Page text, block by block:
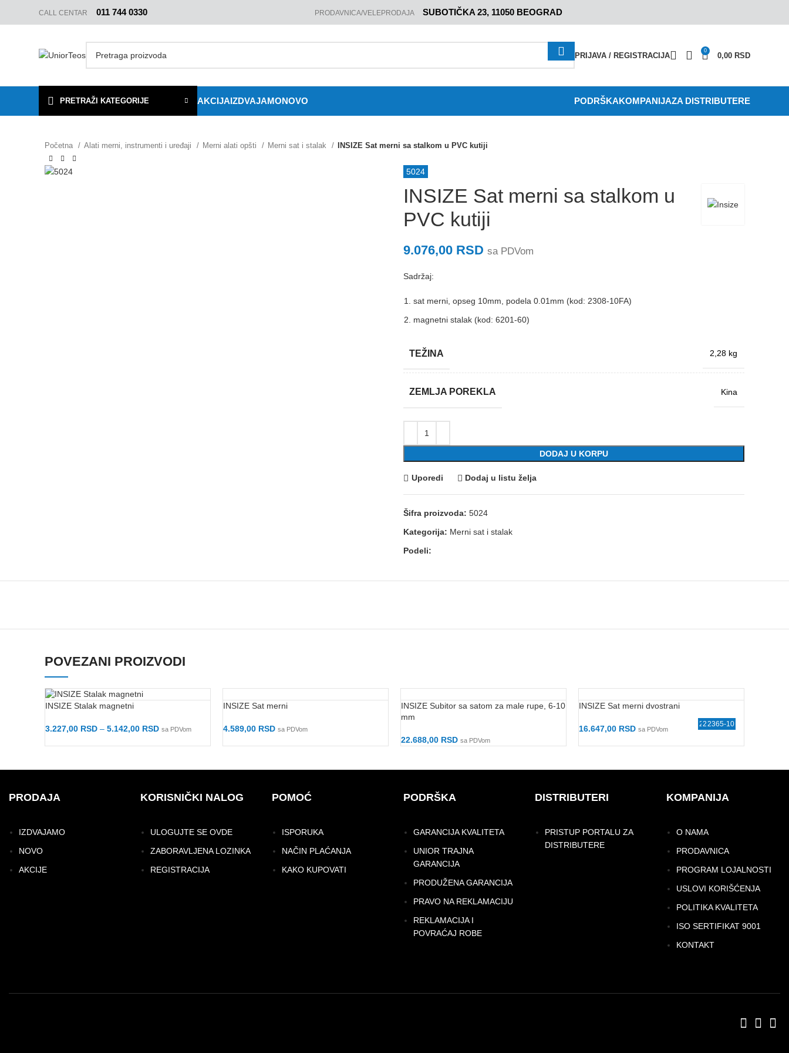
CALL CENTAR 011 744 0330 PRODAVNICA/VELEPRODAJA SUBOTIČKA 23, 11050 BEOGRAD
PRIJAVA / REGISTRACIJA
0
0,00 RSD
PRETRAŽI KATEGORIJE AKCIJAIZDVAJAMONOVO PODRŠKAKOMPANIJAZA DISTRIBUTERE
Početna Alati merni, instrumenti i uređaji Merni alati opšti Merni sat i stalak INSIZE Sat merni sa stalkom u PVC kutiji
5024
INSIZE Sat merni sa stalkom u
PVC kutiji
9.076,00 RSD sa PDVom
Sadržaj:
sat merni, opseg 10mm, podela 0.01mm (kod: 2308-10FA)
magnetni stalak (kod: 6201-60)
TEŽINA 2,28 kg
ZEMLJA POREKLA Kina
DODAJ U KORPU
Uporedi Dodaj u listu želja
Šifra proizvoda: 5024
Kategorija: Merni sat i stalak
Podeli:
POVEZANI PROIZVODI
INSIZE Stalak magnetni
3.227,00 RSD – 5.142,00 RSD sa PDVom
620
INSIZE Sat merni
4.589,00 RSD sa PDVom
2314-10FA
INSIZE Subitor sa satom za male rupe, 6-10
mm
22.688,00 RSD sa PDVom
2852-10
INSIZE Sat merni dvostrani
16.647,00 RSD sa PDVom
2328-10
6208-80A
2366-30B
2308
2365-10
PRODAJA
IZDVAJAMO
NOVO
AKCIJE
KORISNIČKI NALOG
ULOGUJTE SE OVDE
ZABORAVLJENA LOZINKA
REGISTRACIJA
POMOĆ
ISPORUKA
NAČIN PLAĆANJA
KAKO KUPOVATI
PODRŠKA
GARANCIJA KVALITETA
UNIOR TRAJNA
GARANCIJA
PRODUŽENA GARANCIJA
PRAVO NA REKLAMACIJU
REKLAMACIJA I
POVRAĆAJ ROBE
DISTRIBUTERI
PRISTUP PORTALU ZA
DISTRIBUTERE
KOMPANIJA
O NAMA
PRODAVNICA
PROGRAM LOJALNOSTI
USLOVI KORIŠĆENJA
POLITIKA KVALITETA
ISO SERTIFIKAT 9001
KONTAKT